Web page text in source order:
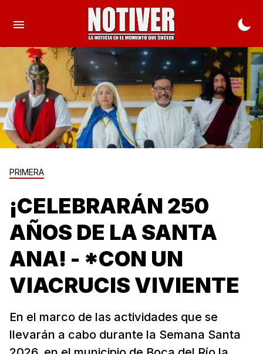
PRIMERA
¡CELEBRARÁN 250
AÑOS DE LA SANTA
ANA! - *CON UN
VIACRUCIS VIVIENTE
En el marco de las actividades que se
llevarán a cabo durante la Semana Santa